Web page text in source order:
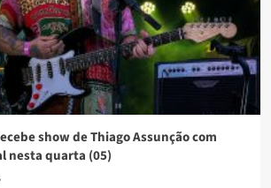
show de Thiago Assunção com
nesta quarta (05)